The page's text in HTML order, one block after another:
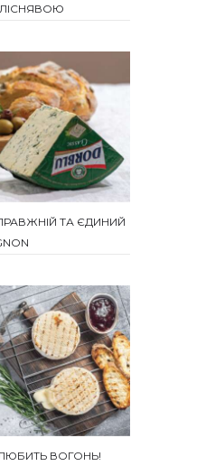
ТА ЄДИНИЙ
ВОГОНЬ!